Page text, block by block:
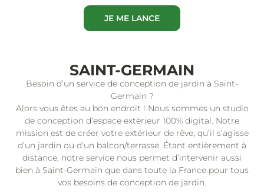
JE ME LANCE
SAINT-GERMAIN
Besoin d’un service de conception de jardin à Saint-
Germain ?
Alors vous êtes au bon endroit ! Nous sommes un studio
de conception d’espace extérieur 100% digital. Notre
mission est de créer votre extérieur de rêve, qu’il s’agisse
d’un jardin ou d’un balcon/terrasse. Étant entièrement à
distance, notre service nous permet d’intervenir aussi
bien à Saint-Germain que dans toute la France pour tous
vos besoins de conception de jardin.